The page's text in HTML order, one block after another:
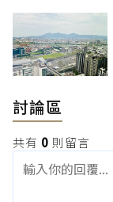
討論區
共有 0 則留言